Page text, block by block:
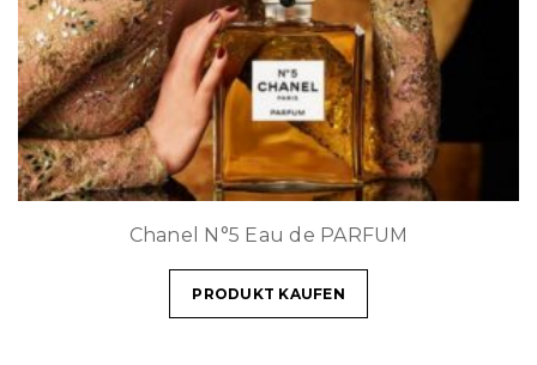
Chanel N°5 Eau de PARFUM
PRODUKT KAUFEN